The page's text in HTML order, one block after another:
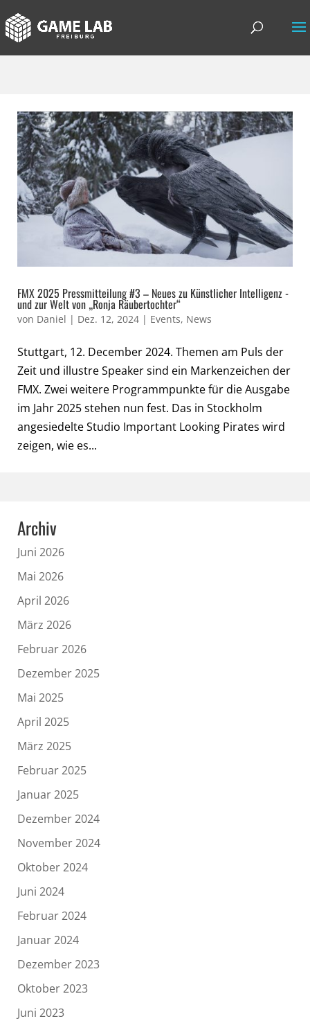
FMX 2025 Pressmitteilung #3 – Neues zu Künstlicher Intelligenz -
und zur Welt von „Ronja Räubertochter“
von Daniel | Dez. 12, 2024 | Events, News
Stuttgart, 12. December 2024. Themen am Puls der
Zeit und illustre Speaker sind ein Markenzeichen der
FMX. Zwei weitere Programmpunkte für die Ausgabe
im Jahr 2025 stehen nun fest. Das in Stockholm
angesiedelte Studio Important Looking Pirates wird
zeigen, wie es...
Archiv
Juni 2026
Mai 2026
April 2026
März 2026
Februar 2026
Dezember 2025
Mai 2025
April 2025
März 2025
Februar 2025
Januar 2025
Dezember 2024
November 2024
Oktober 2024
Juni 2024
Februar 2024
Januar 2024
Dezember 2023
Oktober 2023
Juni 2023